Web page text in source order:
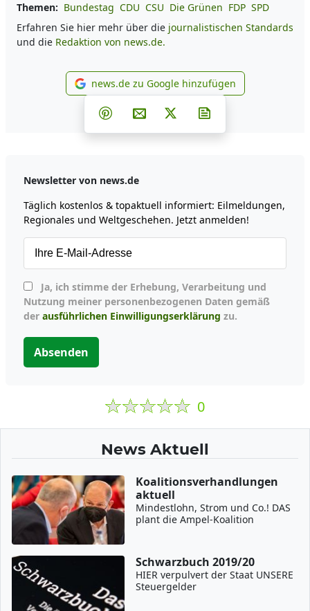
Themen: Bundestag CDU CSU Die Grünen FDP SPD
Erfahren Sie hier mehr über die journalistischen Standards
und die Redaktion von news.de.
news.de zu Google
news.de zu Google hinzufügen
Teilen auf Facebook
Teilen auf Whatsapp
Teilen auf Telegram
Teilen auf Pinterest
Per E-Mail teilen
Post auf X
Newsletter von news.de
Täglich kostenlos & topaktuell informiert: Eilmeldungen,
Regionales und Weltgeschehen. Jetzt anmelden!
Nutzung meiner personenbezogenen Daten gemäß
der ausführlichen Einwilligungserklärung zu.
Absenden
0
News Aktuell
Koalitionsverhandlungen
aktuell
Mindestlohn, Strom und Co.! DAS
plant die Ampel-Koalition
Schwarzbuch 2019/20
HIER verpulvert der Staat UNSERE
Steuergelder